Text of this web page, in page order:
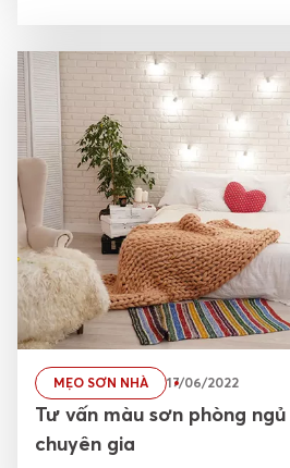
MẸO SƠN NHÀ 17/06/2022
Tư vấn màu sơn phòng
chuyên gia